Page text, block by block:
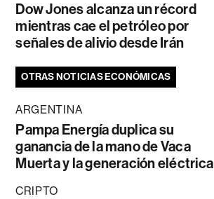
Dow Jones alcanza un récord
mientras cae el petróleo por
señales de alivio desde Irán
OTRAS NOTICIAS ECONÓMICAS
ARGENTINA
Pampa Energía duplica su
ganancia de la mano de Vaca
Muerta y la generación eléctrica
CRIPTO